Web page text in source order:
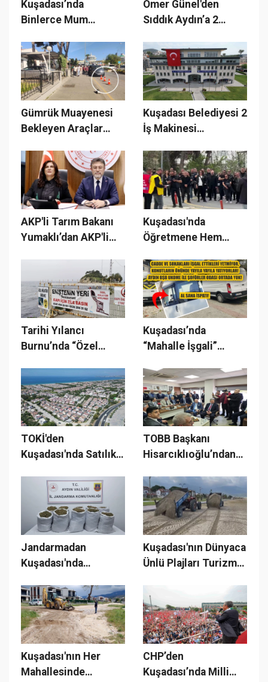
Kuşadası’nda
Binlerce Mum
Müzik Yolculuğu
Ömer Günel'den
Sıddık Aydın’a 2
davası
Gümrük Muayenesi
Bekleyen Araçlar
İçeride!
Kuşadası Belediyesi 2
İş Makinesi
AKP'li Tarım Bakanı
Yumaklı’dan AKP'li
‘Uygunsuzluk’
eleştirisi
Kuşadası'nda
Öğretmene Hem
Tarihi Yılancı
Burnu’nda “Özel
Vatandaş Giriş
Yapamıyor!
Kuşadası’nda
“Mahalle İşgali”
Şoförler Odası
Hedefte!
TOKİ'den
Kuşadası'nda Satılık 2
TOBB Başkanı
Hisarcıklıoğlu’ndan
milyarlık kredi
müjdesi
Jandarmadan
Kuşadası'nda
Operasyonu!
Kuşadası'nın Dünyaca
Ünlü Plajları Turizm
Hazırlanıyor
Kuşadası'nın Her
Mahallesinde
CHP’den
Kuşadası’nda Milli